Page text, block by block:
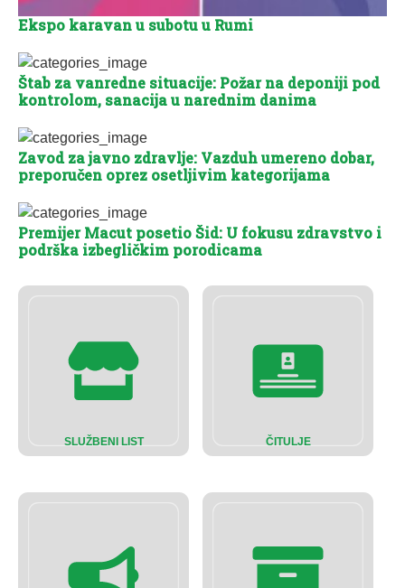
SLUŽBENI LIST ČITULJE
Ekspo karavan u subotu u Rumi
Štab za vanredne situacije: Požar na deponiji pod
kontrolom, sanacija u narednim danima
Zavod za javno zdravlje: Vazduh umereno dobar,
preporučen oprez osetljivim kategorijama
Premijer Macut posetio Šid: U fokusu zdravstvo i
podrška izbegličkim porodicama